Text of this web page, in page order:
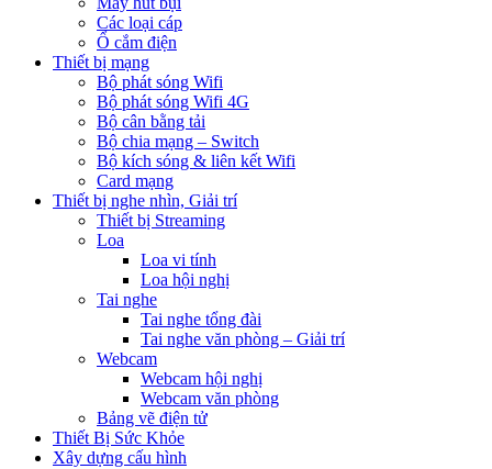
Các loại cáp
Ổ cắm điện
Thiết bị mạng
Bộ phát sóng Wifi
Bộ phát sóng Wifi 4G
Bộ cân bằng tải
Bộ chia mạng – Switch
Bộ kích sóng & liên kết Wifi
Card mạng
Thiết bị nghe nhìn, Giải trí
Thiết bị Streaming
Loa
Loa vi tính
Loa hội nghị
Tai nghe
Tai nghe tổng đài
Tai nghe văn phòng – Giải trí
Webcam
Webcam hội nghị
Webcam văn phòng
Bảng vẽ điện tử
Thiết Bị Sức Khỏe
Xây dựng cấu hình